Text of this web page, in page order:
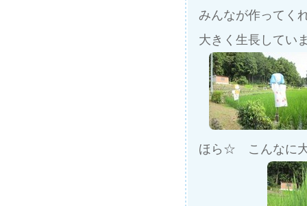
みんなが作ってく
大きく生長してい
ほら☆ こんなに